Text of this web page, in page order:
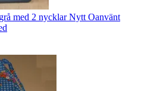
med 2 nycklar Nytt Oanvänt